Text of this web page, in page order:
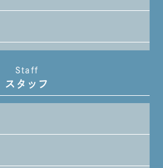
Staff
スタッフ